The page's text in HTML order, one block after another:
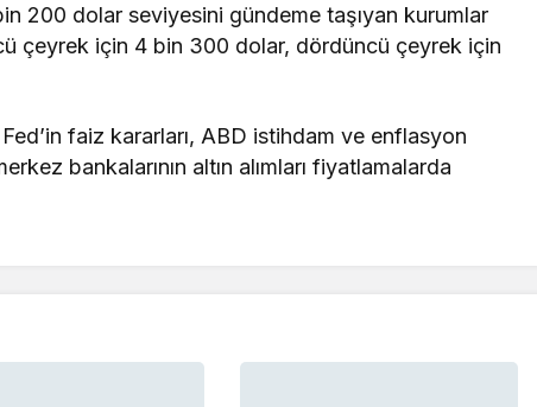
200 dolar seviyesini gündeme taşıyan kurumlar
çeyrek için 4 bin 300 dolar, dördüncü çeyrek için
faiz kararları, ABD istihdam ve enflasyon
bankalarının altın alımları fiyatlamalarda